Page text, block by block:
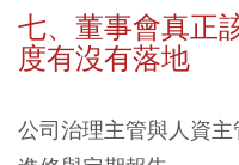
七、董事會真正
度有沒有落地
公司治理主管與人資